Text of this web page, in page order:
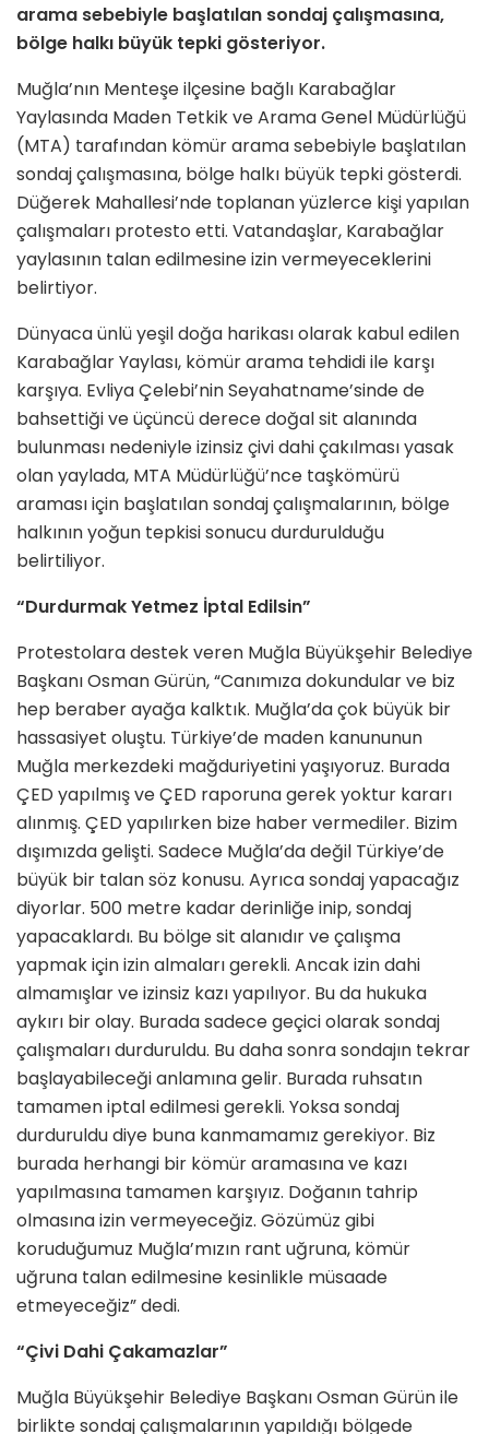
arama sebebiyle başlatılan sondaj çalışmasına,
bölge halkı büyük tepki gösteriyor.
Muğla’nın Menteşe ilçesine bağlı Karabağlar
Yaylasında Maden Tetkik ve Arama Genel Müdürlüğü
(MTA) tarafından kömür arama sebebiyle başlatılan
sondaj çalışmasına, bölge halkı büyük tepki gösterdi.
Düğerek Mahallesi’nde toplanan yüzlerce kişi yapılan
çalışmaları protesto etti. Vatandaşlar, Karabağlar
yaylasının talan edilmesine izin vermeyeceklerini
belirtiyor.
Dünyaca ünlü yeşil doğa harikası olarak kabul edilen
Karabağlar Yaylası, kömür arama tehdidi ile karşı
karşıya. Evliya Çelebi’nin Seyahatname’sinde de
bahsettiği ve üçüncü derece doğal sit alanında
bulunması nedeniyle izinsiz çivi dahi çakılması yasak
olan yaylada, MTA Müdürlüğü’nce taşkömürü
araması için başlatılan sondaj çalışmalarının, bölge
halkının yoğun tepkisi sonucu durdurulduğu
belirtiliyor.
“Durdurmak Yetmez İptal Edilsin”
Protestolara destek veren Muğla Büyükşehir Belediye
Başkanı Osman Gürün, “Canımıza dokundular ve biz
hep beraber ayağa kalktık. Muğla’da çok büyük bir
hassasiyet oluştu. Türkiye’de maden kanununun
Muğla merkezdeki mağduriyetini yaşıyoruz. Burada
ÇED yapılmış ve ÇED raporuna gerek yoktur kararı
alınmış. ÇED yapılırken bize haber vermediler. Bizim
dışımızda gelişti. Sadece Muğla’da değil Türkiye’de
büyük bir talan söz konusu. Ayrıca sondaj yapacağız
diyorlar. 500 metre kadar derinliğe inip, sondaj
yapacaklardı. Bu bölge sit alanıdır ve çalışma
yapmak için izin almaları gerekli. Ancak izin dahi
almamışlar ve izinsiz kazı yapılıyor. Bu da hukuka
aykırı bir olay. Burada sadece geçici olarak sondaj
çalışmaları durduruldu. Bu daha sonra sondajın tekrar
başlayabileceği anlamına gelir. Burada ruhsatın
tamamen iptal edilmesi gerekli. Yoksa sondaj
durduruldu diye buna kanmamamız gerekiyor. Biz
burada herhangi bir kömür aramasına ve kazı
yapılmasına tamamen karşıyız. Doğanın tahrip
olmasına izin vermeyeceğiz. Gözümüz gibi
koruduğumuz Muğla’mızın rant uğruna, kömür
uğruna talan edilmesine kesinlikle müsaade
etmeyeceğiz” dedi.
“Çivi Dahi Çakamazlar”
Muğla Büyükşehir Belediye Başkanı Osman Gürün ile
birlikte sondaj çalışmalarının yapıldığı bölgede